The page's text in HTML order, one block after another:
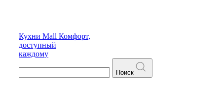
Кухни Mall Комфорт,
доступный
каждому
Поиск